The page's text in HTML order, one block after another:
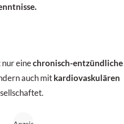
nur einechronisch-entzündliche
auch mit kardiovaskulären